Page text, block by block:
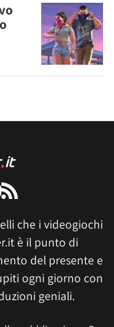
che i videogiochi
è il punto di
del presente e
ogni giorno con
geniali.